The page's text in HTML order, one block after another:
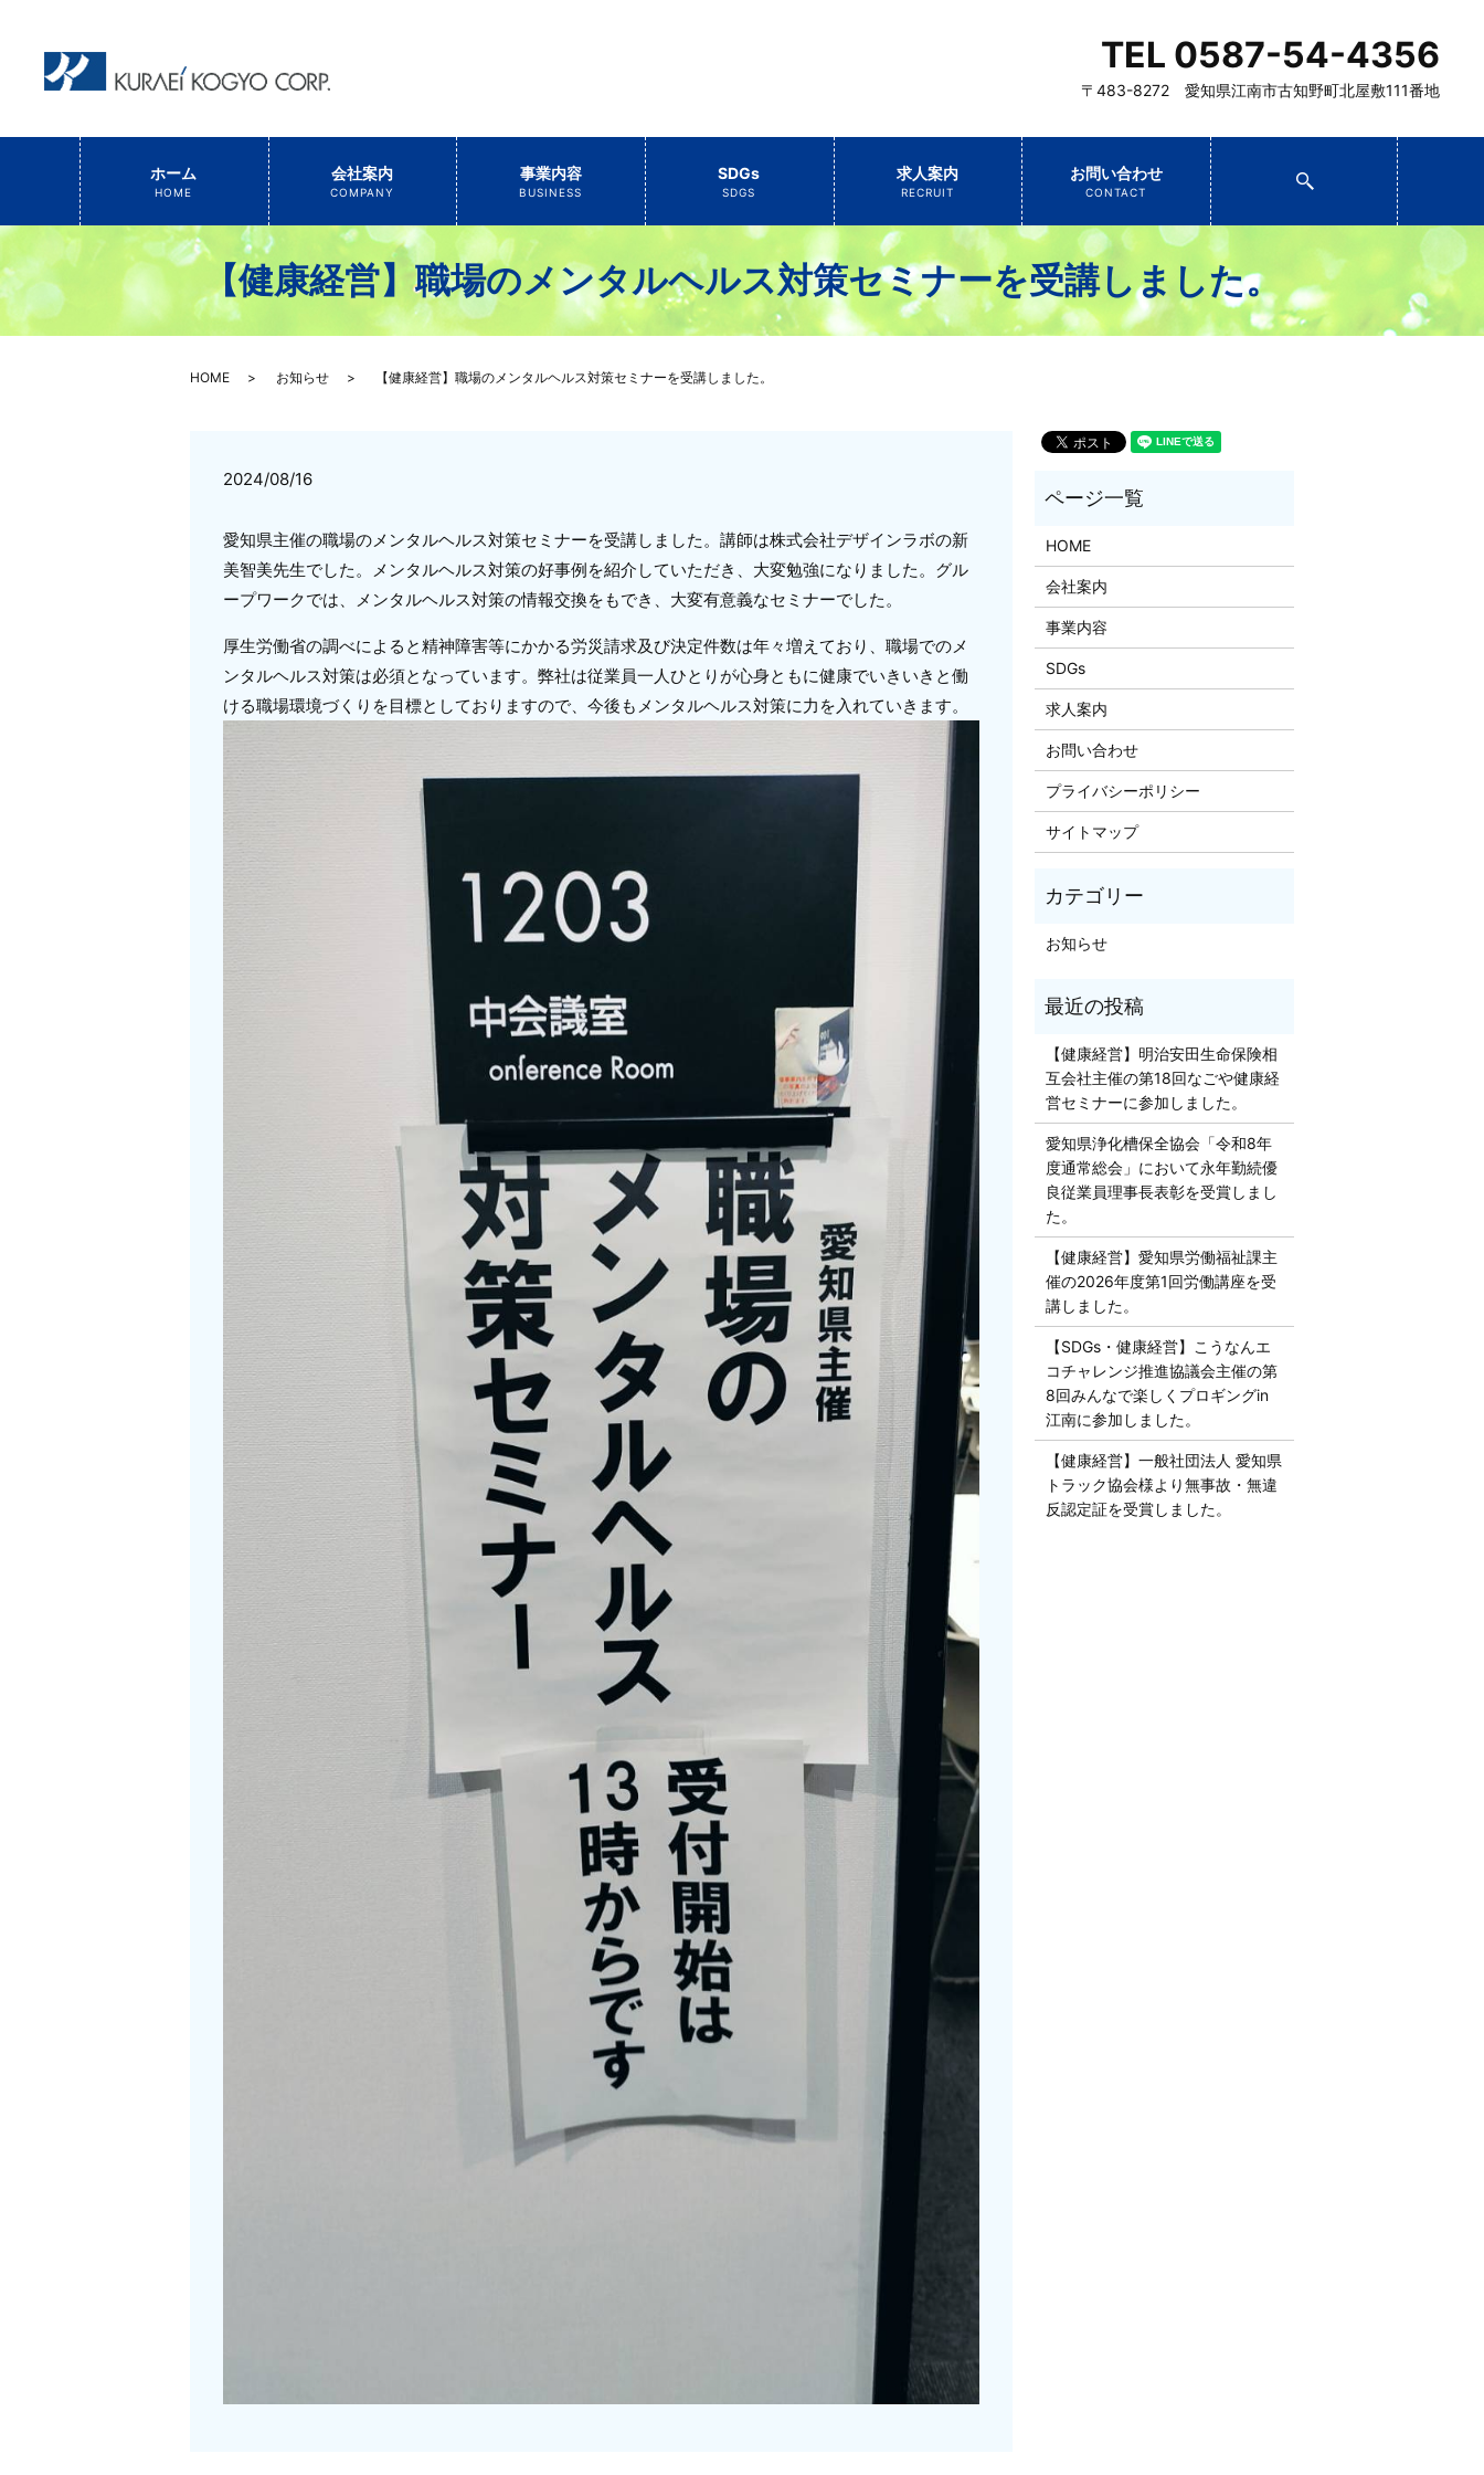
ホーム
HOME
会社案内
COMPANY
事業内容
BUSINESS
SDGs
SDGS
求人案内
RECRUIT
お問い合わせ
CONTACT
search
TEL 0587-54-4356
〒483-8272 愛知県江南市古知野町北屋敷111番地
【健康経営】職場のメンタルヘルス対策セミナーを受講しました。
HOME お知らせ 【健康経営】職場のメンタルヘルス対策セミナーを受講しました。
2024/08/16
愛知県主催の職場のメンタルヘルス対策セミナーを受講しました。講師は株式会社デザインラボの新
美智美先生でした。メンタルヘルス対策の好事例を紹介していただき、大変勉強になりました。グル
ープワークでは、メンタルヘルス対策の情報交換をもでき、大変有意義なセミナーでした。
厚生労働省の調べによると精神障害等にかかる労災請求及び決定件数は年々増えており、職場でのメ
ンタルヘルス対策は必須となっています。弊社は従業員一人ひとりが心身ともに健康でいきいきと働
ける職場環境づくりを目標としておりますので、今後もメンタルヘルス対策に力を入れていきます。
HOME
会社案内
事業内容
SDGs
求人案内
お問い合わせ
プライバシーポリシー
サイトマップ
お知らせ
【健康経営】明治安田生命保険相
互会社主催の第18回なごや健康経
営セミナーに参加しました。
愛知県浄化槽保全協会「令和8年
度通常総会」において永年勤続優
良従業員理事長表彰を受賞しまし
た。
【健康経営】愛知県労働福祉課主
催の2026年度第1回労働講座を受
講しました。
【SDGs・健康経営】こうなんエ
コチャレンジ推進協議会主催の第
8回みんなで楽しくプロギングin
江南に参加しました。
【健康経営】一般社団法人 愛知県
トラック協会様より無事故・無違
反認定証を受賞しました。